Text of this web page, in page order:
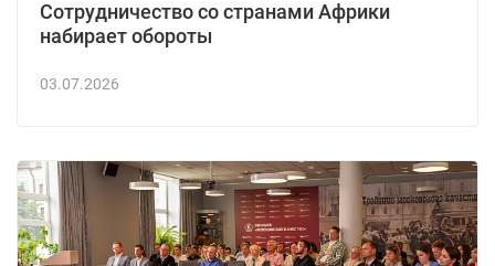
Сотрудничество со странами Африки
набирает обороты
03.07.2026